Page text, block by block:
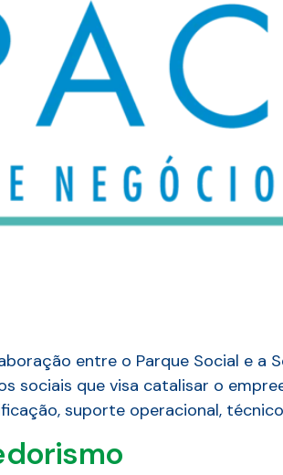
entre o Parque Social e a
sociais que visa catalisar o
suporte operacional,